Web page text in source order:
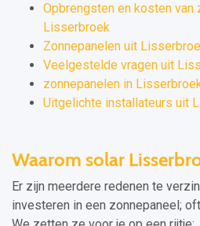
Opbrengsten en kosten van
Lisserbroek
Zonnepanelen uit
Veelgestelde vragen uit
zonnepanelen in
Uitgelichte installateurs uit
Waarom solar
Er zijn meerdere redenen te
investeren in een zonnepaneel;